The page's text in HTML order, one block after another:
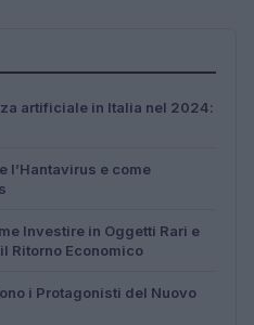
artificiale in Italia nel 2024:
l’Hantavirus e come
Investire in Oggetti Rari e
Ritorno Economico
i Protagonisti del Nuovo